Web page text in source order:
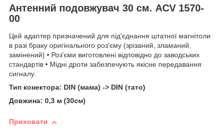
Антенний подовжувач 30 см. ACV 1570-
00
Цей адаптер призначений для під'єднання штатної магнітоли
в разі браку оригінального роз'єму (зрізаний, зламаний,
замінений) • Роз'єми виготовлені відповідно до заводських
стандартів • Мідні дроти забезпечують якісне передавання
сигналу
Тип конектора: DIN (мама) -> DIN (тато)
Довжина: 0,3 м (30см)
Приховати